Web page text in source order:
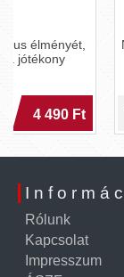
Nyerj
és gyorsítsd
Rólunk
Kapcsolat
Impresszum